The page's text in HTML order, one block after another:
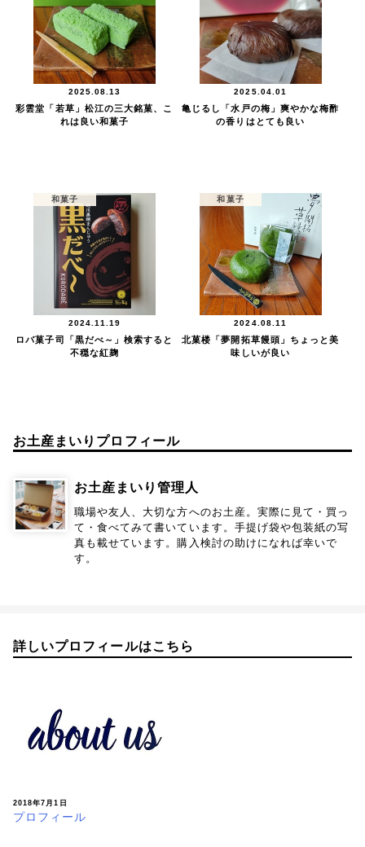
2025.08.13
彩雲堂「若草」松江の三大銘菓、こ
れは良い和菓子
2025.04.01
亀じるし「水戸の梅」爽やかな梅酢
の香りはとても良い
和菓子
2024.11.19
ロバ菓子司「黒だべ～」検索すると
不穏な紅麹
和菓子
2024.08.11
北菓楼「夢開拓草饅頭」ちょっと美
味しいが良い
お土産まいりプロフィール
お土産まいり管理人
職場や友人、大切な方へのお土産。実際に見て・買っ
て・食べてみて書いています。手提げ袋や包装紙の写
真も載せています。購入検討の助けになれば幸いで
す。
詳しいプロフィールはこちら
2018年7月1日
プロフィール